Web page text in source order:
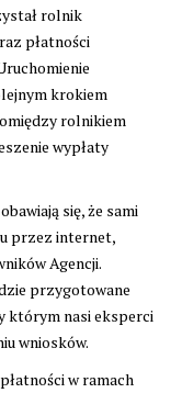
rolnik
płatności
krokiem
rolnikiem
wypłaty
się, że sami
przez internet,
Agencji.
przygotowane
którym nasi eksperci
wniosków.
w ramach